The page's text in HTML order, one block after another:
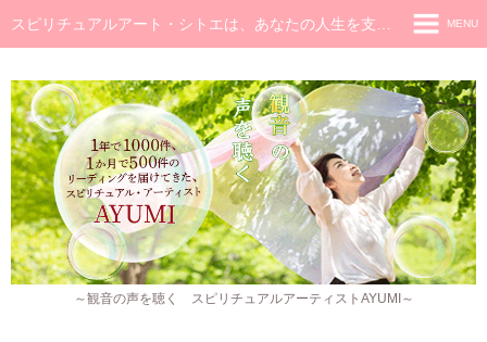
～観音の声を聴く スピリチュアルアーティストAYUMI～
MENU
◆ごあいさつ
スピリチュアル・メッセージ
チャネラー養成講座
スピリチュアル開花レッスン
レイキヒーラー養成コース・レイキアチューメント